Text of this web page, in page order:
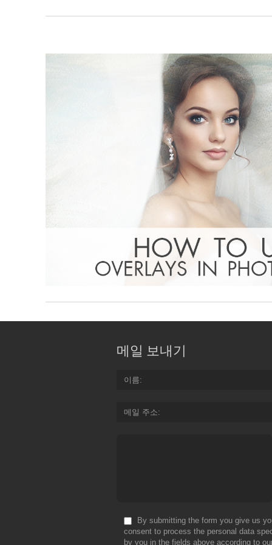
메일 보내기
이름
메일 주소
By submitting the form you give us
consent to process the personal data
by you in the fields above according to